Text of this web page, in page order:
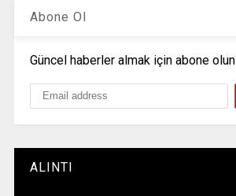
Abone Ol
Güncel haberler almak için abone olun
ALINTI